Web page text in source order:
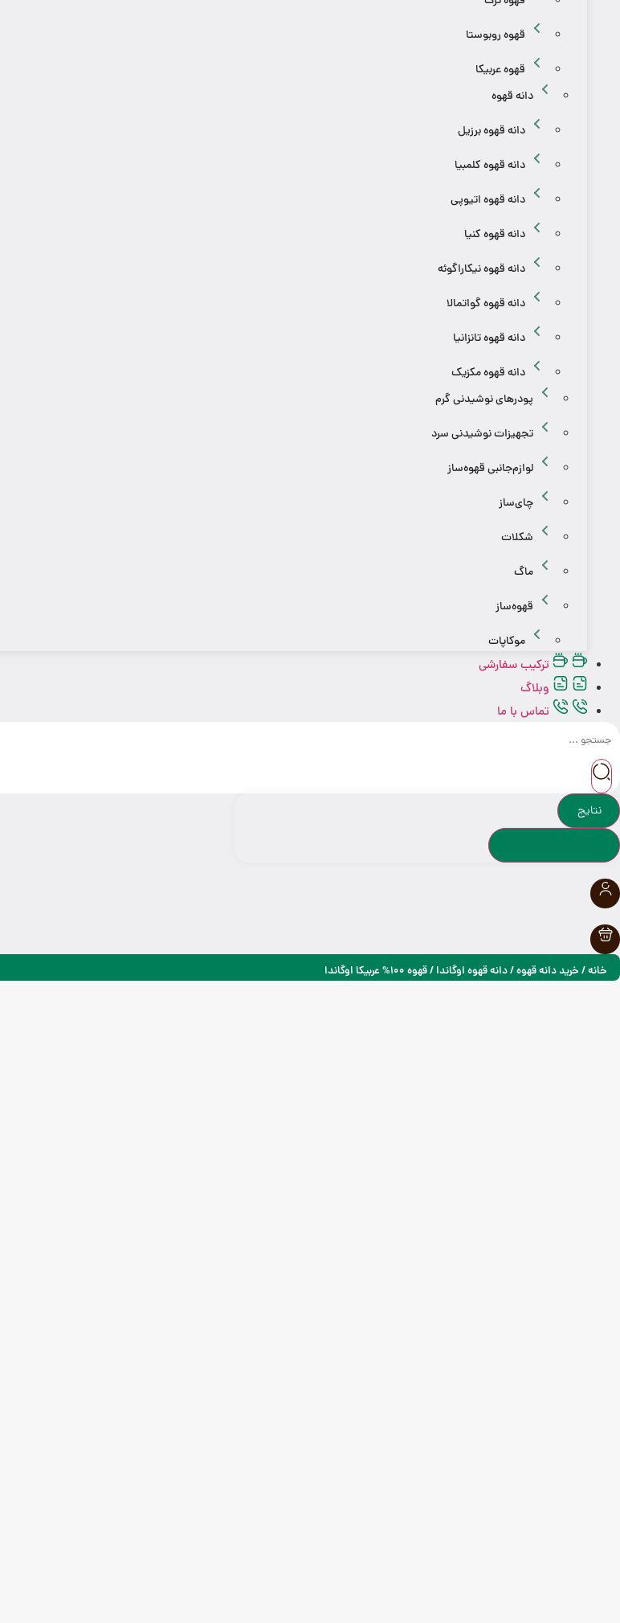
قهوه روبوستا
قهوه عربیکا
دانه قهوه
دانه قهوه برزیل
دانه قهوه کلمبیا
دانه قهوه اتیوپی
دانه قهوه کنیا
دانه قهوه نیکاراگوئه
دانه قهوه گواتمالا
دانه قهوه تانزانیا
دانه قهوه مکزیک
پودرهای نوشیدنی گرم
تجهیزات نوشیدنی سرد
لوازم‌جانبی قهوه‌ساز
چای‌ساز
شکلات
ماگ
قهوه‌ساز
موکاپات
ترکیب سفارشی
وبلاگ
تماس با ما
...
نتایج
خانه/خرید دانه قهوه/دانه قهوه اوگاندا/ قهوه 100% عربیکا اوگاندا